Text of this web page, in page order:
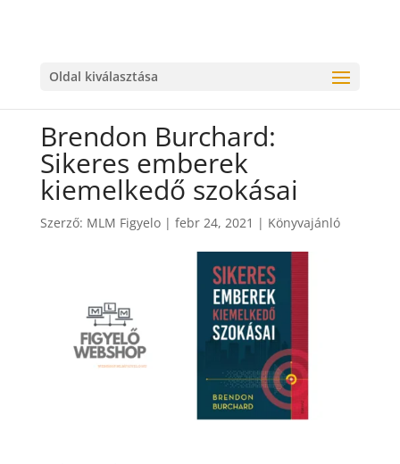
Oldal kiválasztása
Brendon Burchard:
Sikeres emberek
kiemelkedő szokásai
Szerző: MLM Figyelo| febr 24, 2021 | Könyvajánló